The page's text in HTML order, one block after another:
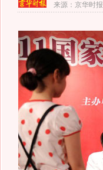
来源：京华时报